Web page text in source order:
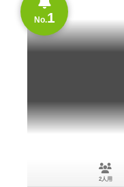
No.1
2人用